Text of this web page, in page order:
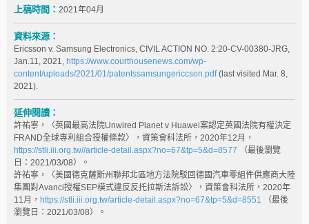
上稿時間： 2021年04月
資料來源：
Ericsson v. Samsung Electronics, CIVIL ACTION NO. 2:20-CV-00380-JRG,
Jan.11, 2021, https://www.courthousenews.com/wp-
content/uploads/2021/01/patentssamsungericcson.pdf(last visited Mar. 8,
2021).
延伸閱讀：
許祐寧，〈英國最高法院Unwired Planet v Huawei案認定英國法院有權決定
FRAND全球專利組合授權條款〉，資策會科法所，2020年12月，
https://stli.iii.org.tw//article-detail.aspx?no=67&tp=5&d=8577 （最後瀏覽
日：2021/03/08）。
許祐寧，〈美國德克薩斯州聯邦北區地方法院駁回德國汽車零組件供應商大陸
集團對Avanci授權SEP模式違反反托拉斯法訴訟〉，資策會科法所，2020年
11月， https://stli.iii.org.tw/article-detail.aspx?no=67&tp=5&d=8551 （最後
瀏覽日：2021/03/08）。